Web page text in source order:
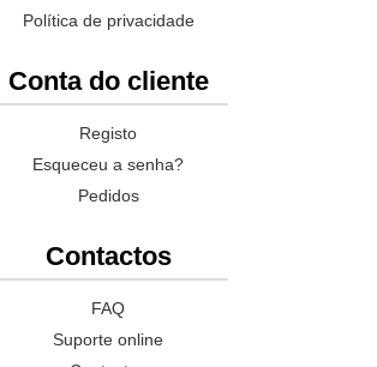
Política de privacidade
Conta do cliente
Registo
Esqueceu a senha?
Pedidos
Contactos
FAQ
Suporte online